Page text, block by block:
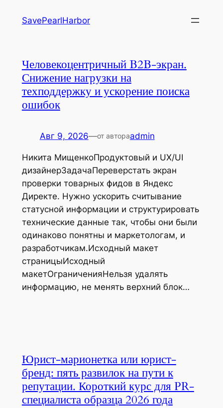
SavePearlHarbor
Человекоцентричный B2B-экран.
Снижение нагрузки на
техподдержку и ускорение поиска
ошибок
Авг 9, 2026—от автораadmin
Никита МищенкоПродуктовый и UX/UI
дизайнерЗадачаПереверстать экран
проверки товарных фидов в Яндекс
Директе. Нужно ускорить считывание
статусной информации и структурировать
технические данные так, чтобы они были
одинаково понятны и маркетологам, и
разработчикам.Исходный макет
страницыИсходный
макетОграниченияНельзя удалять
информацию, не менять верхний блок…
Юрист-марионетка или юрист-
бренд: пять развилок на пути к
репутации. Короткий курс для PR-
специалиста образца 2026 года